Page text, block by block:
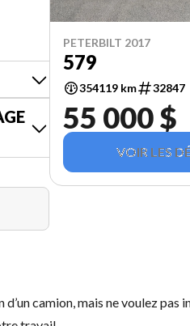
PETERBILT 2017
579
354119 km 32847
55 000 $
VOIR LES
camion, mais ne voulez pas